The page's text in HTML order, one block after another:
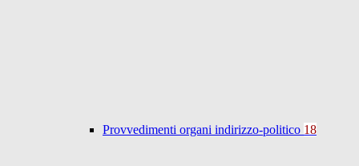
Provvedimenti organi indirizzo-politico 18